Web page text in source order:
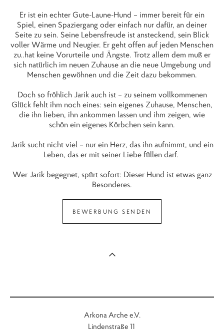
Er ist ein echter Gute-Laune-Hund – immer bereit für ein
Spiel, einen Spaziergang oder einfach nur dafür, an deiner
Seite zu sein. Seine Lebensfreude ist ansteckend, sein Blick
voller Wärme und Neugier. Er geht offen auf jeden Menschen
zu..hat keine Vorurteile und Ängste. Trotz allem dem muß er
sich natürlich im neuen Zuhause an die neue Umgebung und
Menschen gewöhnen und die Zeit dazu bekommen.
Doch so fröhlich Jarik auch ist – zu seinem vollkommenen
Glück fehlt ihm noch eines: sein eigenes Zuhause, Menschen,
die ihn lieben, ihn ankommen lassen und ihm zeigen, wie
schön ein eigenes Körbchen sein kann.
Jarik sucht nicht viel – nur ein Herz, das ihn aufnimmt, und ein
Leben, das er mit seiner Liebe füllen darf.
Wer Jarik begegnet, spürt sofort: Dieser Hund ist etwas ganz
Besonderes.
BEWERBUNG SENDEN
Arkona Arche e.V.
Lindenstraße 11